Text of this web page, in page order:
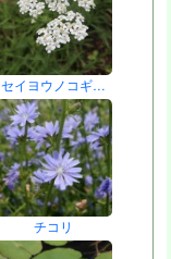
セイヨウノコギ…
チコリ